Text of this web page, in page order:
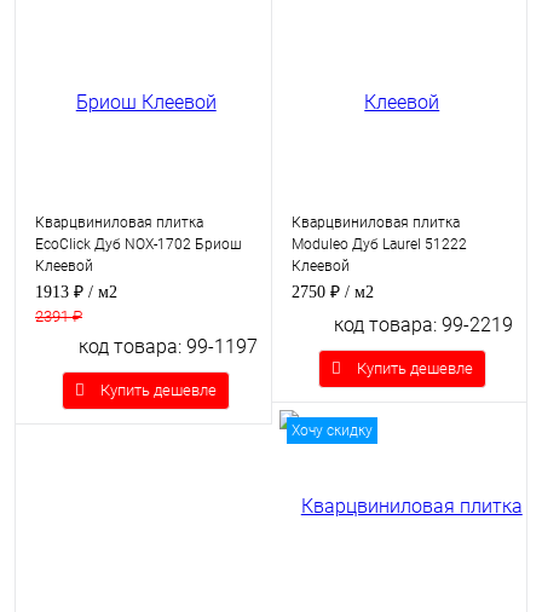
Кварцвиниловая плитка
EcoClick Дуб NOX-1702 Бриош
Клеевой
1913 ₽ / м2
2391 ₽
код товара: 99-1197
Купить дешевле
Кварцвиниловая плитка
Moduleo Дуб Laurel 51222
Клеевой
2750 ₽ / м2
код товара: 99-2219
Купить дешевле
Хочу скидку